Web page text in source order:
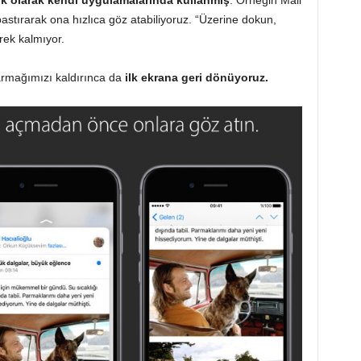
ona hızlıca göz atabiliyoruz. “Üzerine dokun,
kalmıyor.
kaldırınca dailk ekrana geri dönüyoruz.